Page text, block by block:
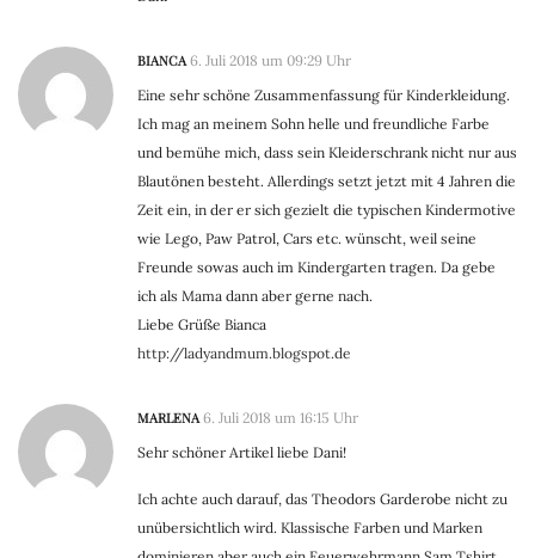
BIANCA 6. Juli 2018 um 09:29 Uhr
Eine sehr schöne Zusammenfassung für Kinderkleidung.
Ich mag an meinem Sohn helle und freundliche Farbe
und bemühe mich, dass sein Kleiderschrank nicht nur aus
Blautönen besteht. Allerdings setzt jetzt mit 4 Jahren die
Zeit ein, in der er sich gezielt die typischen Kindermotive
wie Lego, Paw Patrol, Cars etc. wünscht, weil seine
Freunde sowas auch im Kindergarten tragen. Da gebe
ich als Mama dann aber gerne nach.
Liebe Grüße Bianca
http://ladyandmum.blogspot.de
MARLENA 6. Juli 2018 um 16:15 Uhr
Sehr schöner Artikel liebe Dani!
Ich achte auch darauf, das Theodors Garderobe nicht zu
unübersichtlich wird. Klassische Farben und Marken